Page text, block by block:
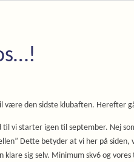
være den sidste klubaften. Herefter
vi starter igen til september. Nej
Dette betyder at vi her på
sig selv. Minimum skv6 og vores